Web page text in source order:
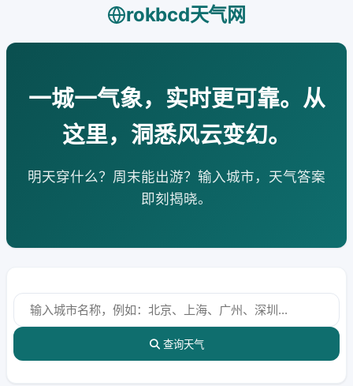
rokbcd天气网
一城一气象，实时更可靠。从
这里，洞悉风云变幻。
明天穿什么？周末能出游？输入城市，天气答案
即刻揭晓。
查询天气